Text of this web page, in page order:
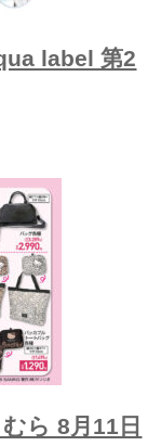
label 第2
ら 8月11日